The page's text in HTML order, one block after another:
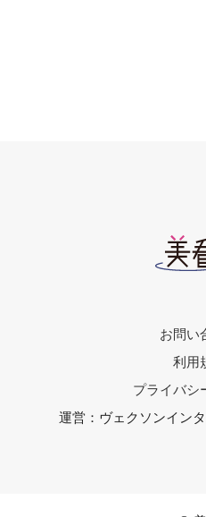
お問い
利用
プライバシ
運営：ヴェクソンイン